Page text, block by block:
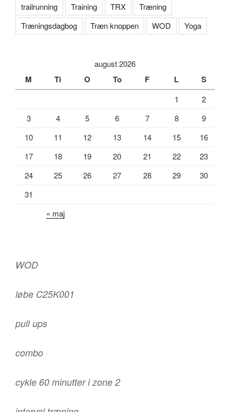
trailrunning
Training TRX
Træning
Træningsdagbog
Træn knoppen WOD Yoga
august 2026
M Ti O To F L S
1
2
3
4 5 6 7 8
9
10
11 12 13 14 15
16
17
18 19 20 21 22
23
24
25 26 27 28 29
30
31
« maj
WOD
løbe C25K001
pull ups
combo
cykle 60 minutter i zone 2